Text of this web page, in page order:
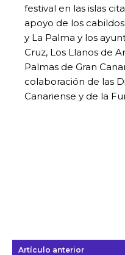
festival en las islas
apoyo de los
y La Palma y los
Cruz, Los Llanos de
Palmas de Gran
colaboración de las
Canariense y de la
Artículo anterior